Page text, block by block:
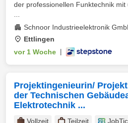
der professionellen Funktechnik
Schnoor Industrieelektronik
Ettlingen
vor 1 Woche
Projektingenieurin/
der Technischen
Elektrotechnik ...
Vollzeit Teilzeit